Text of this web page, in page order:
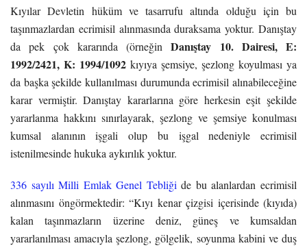
Kıyılar Devletin hüküm ve tasarrufu altında olduğu için bu
taşınmazlardan ecrimisil alınmasında duraksama yoktur. Danıştay
da pek çok kararında (örneğinDanıştay 10. Dairesi, E:
1992/2421, K: 1994/1092 kıyıya şemsiye, şezlong koyulması ya
da başka şekilde kullanılması durumunda ecrimisil alınabileceğine
karar vermiştir. Danıştay kararlarına göre herkesin eşit şekilde
yararlanma hakkını sınırlayarak, şezlong ve şemsiye konulması
kumsal alanının işgali olup bu işgal nedeniyle ecrimisil
istenilmesinde hukuka aykırılık yoktur.
336 sayılı Milli Emlak Genel Tebliği de bu alanlardan ecrimisil
alınmasını öngörmektedir: “Kıyı kenar çizgisi içerisinde (kıyıda)
kalan taşınmazların üzerine deniz, güneş ve kumsaldan
yararlanılması amacıyla şezlong, gölgelik, soyunma kabini ve duş